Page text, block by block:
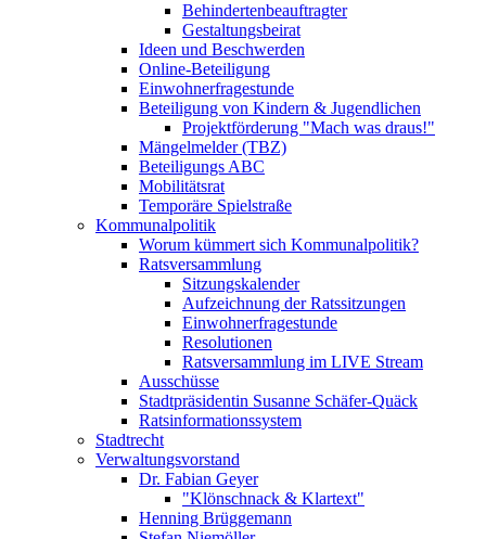
Behindertenbeauftragter
Gestaltungsbeirat
Ideen und Beschwerden
Online-Beteiligung
Einwohnerfragestunde
Beteiligung von Kindern & Jugendlichen
Projektförderung "Mach was draus!"
Mängelmelder (TBZ)
Beteiligungs ABC
Mobilitätsrat
Temporäre Spielstraße
Kommunalpolitik
Worum kümmert sich Kommunalpolitik?
Ratsversammlung
Sitzungskalender
Aufzeichnung der Ratssitzungen
Einwohnerfragestunde
Resolutionen
Ratsversammlung im LIVE Stream
Ausschüsse
Stadtpräsidentin Susanne Schäfer-Quäck
Ratsinformationssystem
Stadtrecht
Verwaltungsvorstand
Dr. Fabian Geyer
"Klönschnack & Klartext"
Henning Brüggemann